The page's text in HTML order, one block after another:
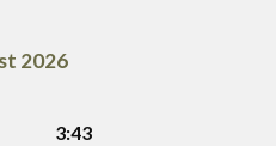
2026
3:43